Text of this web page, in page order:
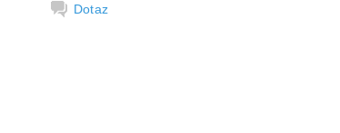
Dotaz